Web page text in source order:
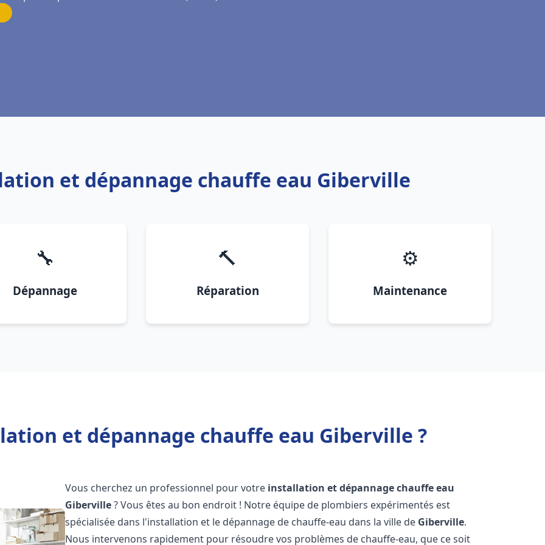
et dépannage chauffe eau Giberville
🔧
Dépannage
🔨
Réparation
⚙️
Maintenance
et dépannage chauffe eau Giberville ?
Vous cherchez un professionnel pour votre installation et dépannage chauffe eau
Giberville? Vous êtes au bon endroit ! Notre équipe de plombiers expérimentés est
spécialisée dans l'installation et le dépannage de chauffe-eau dans la ville de Giberville.
Nous intervenons rapidement pour résoudre vos problèmes de chauffe-eau, que ce soit